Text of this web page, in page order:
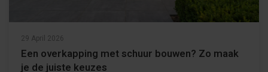
29 April 2026
Een overkapping met schuur bouwen? Zo maak
je de juiste keuzes